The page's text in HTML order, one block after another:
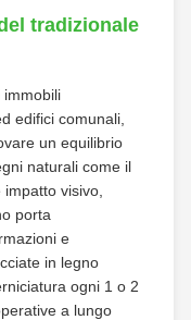
tradizionale
immobili
edifici comunali,
un equilibrio
naturali come il
visivo,
porta
e
in legno
ogni 1 o 2
a lungo